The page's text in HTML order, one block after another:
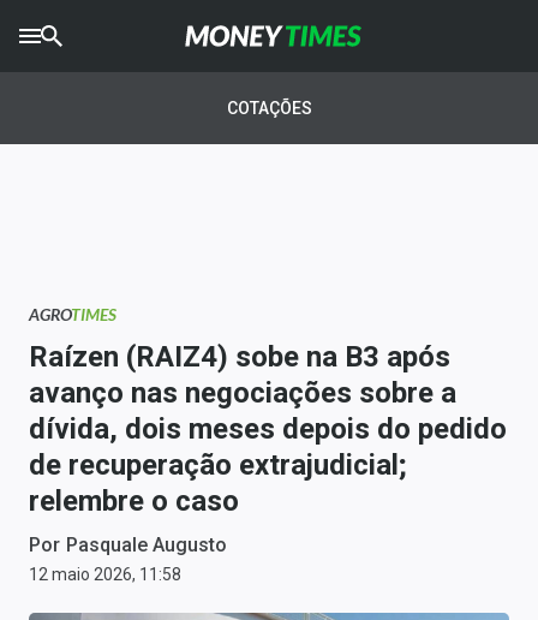
AGROTIMES
Newsletters
Money Trader
Anuncie
Últimas Notícias
Newsletters
Cotações
COTAÇÕES
AGROTIMES
Raízen (RAIZ4) sobe na B3 após
avanço nas negociações sobre a
dívida, dois meses depois do pedido
de recuperação extrajudicial;
relembre o caso
Por Pasquale Augusto
12 maio 2026, 11:58